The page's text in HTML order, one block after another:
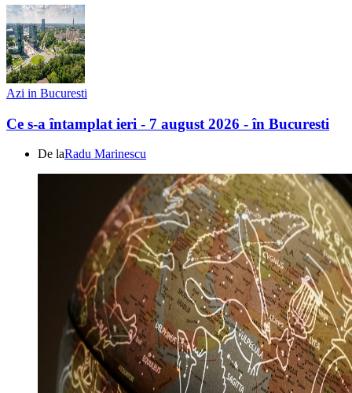
Azi in Bucuresti
Ce s-a întamplat ieri - 7 august 2026 - în Bucuresti
De laRadu Marinescu